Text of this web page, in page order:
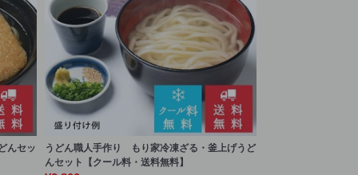
んセッ
うどん職人手作り もり家冷凍ざる・釜上げうど
んセット【クール料・送料無料】